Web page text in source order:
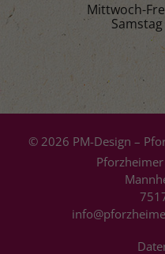
Mittwoch-
© 2026 PM-Design –